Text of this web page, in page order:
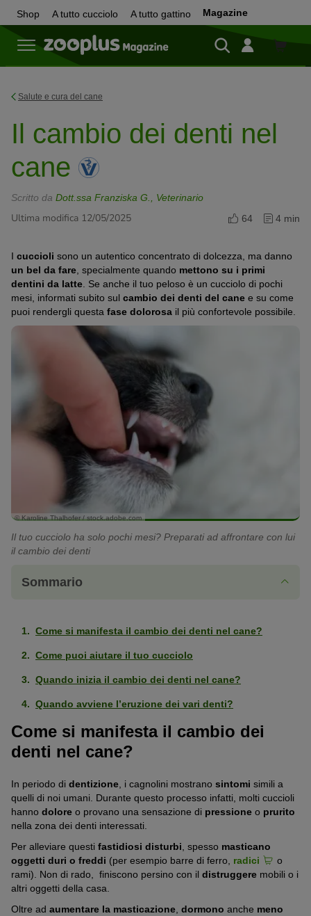
Shop A tutto cucciolo A tutto gattino Magazine
Shop
Salute e cura del cane
Il cambio dei denti nel
cane
Scritto da Dott.ssa Franziska G., Veterinario
Ultima modifica 12/05/2025 64 4 min
I cuccioli sono un autentico concentrato di dolcezza, ma danno
un bel da fare , specialmente quando mettono su i primi
dentini da latte . Se anche il tuo peloso è un cucciolo di pochi
mesi, informati subito sul cambio dei denti del cane e su come
puoi rendergli questa fase dolorosa il più confortevole possibile.
© Karoline Thalhofer / stock.adobe.com
Il tuo cucciolo ha solo pochi mesi? Preparati ad affrontare con lui
il cambio dei denti
Sommario
Come si manifesta il cambio dei denti nel cane?
Come puoi aiutare il tuo cucciolo
Quando inizia il cambio dei denti nel cane?
Quando avviene l’eruzione dei vari denti?
Come si manifesta il cambio dei
denti nel cane?
In periodo di dentizione , i cagnolini mostrano sintomi simili a
quelli di noi umani. Durante questo processo infatti, molti cuccioli
hanno dolore o provano una sensazione di pressione o prurito
nella zona dei denti interessati.
Per alleviare questi fastidiosi disturbi , spesso masticano
oggetti duri o freddi (per esempio barre di ferro, radici
o
rami). Non di rado, finiscono persino con il distruggere mobili o i
altri oggetti della casa.
Oltre ad aumentare la masticazione dormono anche meno